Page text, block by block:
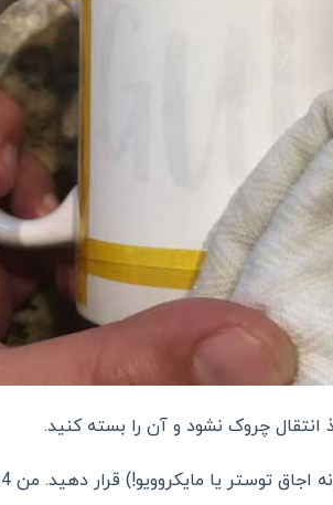
انتقال چروک نشود و آن را بسته کنید.